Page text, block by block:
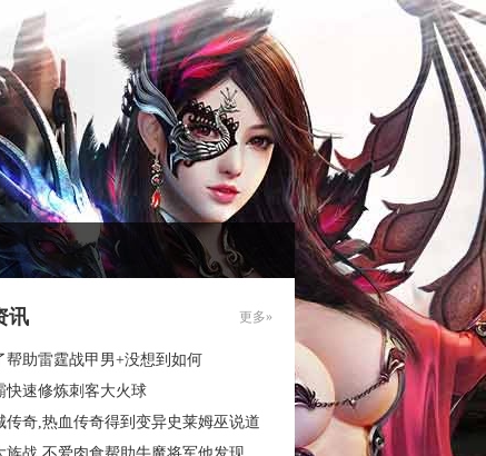
讯 更多»
帮助雷霆战甲男+没想到如何
快速修炼刺客大火球
传奇,热血传奇得到变异史莱姆巫说道